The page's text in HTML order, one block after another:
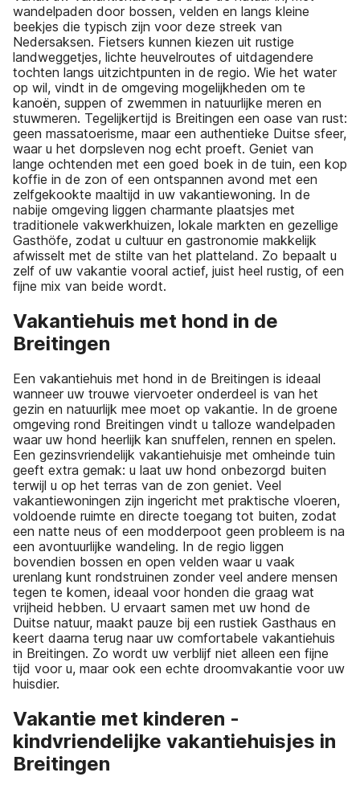
wandelpaden door bossen, velden en langs kleine
beekjes die typisch zijn voor deze streek van
Nedersaksen. Fietsers kunnen kiezen uit rustige
landweggetjes, lichte heuvelroutes of uitdagendere
tochten langs uitzichtpunten in de regio. Wie het water
op wil, vindt in de omgeving mogelijkheden om te
kanoën, suppen of zwemmen in natuurlijke meren en
stuwmeren. Tegelijkertijd is Breitingen een oase van rust:
geen massatoerisme, maar een authentieke Duitse sfeer,
waar u het dorpsleven nog echt proeft. Geniet van
lange ochtenden met een goed boek in de tuin, een kop
koffie in de zon of een ontspannen avond met een
zelfgekookte maaltijd in uw vakantiewoning. In de
nabije omgeving liggen charmante plaatsjes met
traditionele vakwerkhuizen, lokale markten en gezellige
Gasthöfe, zodat u cultuur en gastronomie makkelijk
afwisselt met de stilte van het platteland. Zo bepaalt u
zelf of uw vakantie vooral actief, juist heel rustig, of een
fijne mix van beide wordt.
Vakantiehuis met hond in de
Breitingen
Een vakantiehuis met hond in de Breitingen is ideaal
wanneer uw trouwe viervoeter onderdeel is van het
gezin en natuurlijk mee moet op vakantie. In de groene
omgeving rond Breitingen vindt u talloze wandelpaden
waar uw hond heerlijk kan snuffelen, rennen en spelen.
Een gezinsvriendelijk vakantiehuisje met omheinde tuin
geeft extra gemak: u laat uw hond onbezorgd buiten
terwijl u op het terras van de zon geniet. Veel
vakantiewoningen zijn ingericht met praktische vloeren,
voldoende ruimte en directe toegang tot buiten, zodat
een natte neus of een modderpoot geen probleem is na
een avontuurlijke wandeling. In de regio liggen
bovendien bossen en open velden waar u vaak
urenlang kunt rondstruinen zonder veel andere mensen
tegen te komen, ideaal voor honden die graag wat
vrijheid hebben. U ervaart samen met uw hond de
Duitse natuur, maakt pauze bij een rustiek Gasthaus en
keert daarna terug naar uw comfortabele vakantiehuis
in Breitingen. Zo wordt uw verblijf niet alleen een fijne
tijd voor u, maar ook een echte droomvakantie voor uw
huisdier.
Vakantie met kinderen -
kindvriendelijke vakantiehuisjes in
Breitingen